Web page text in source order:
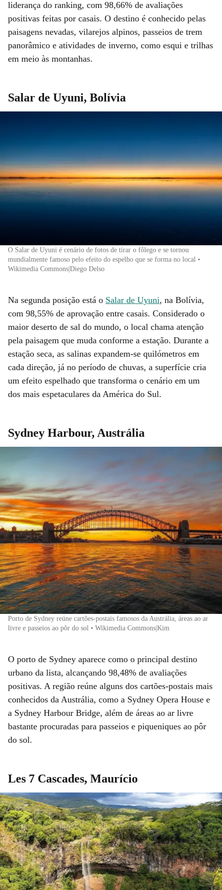
liderança do ranking, com 98,66% de avaliações
positivas feitas por casais. O destino é conhecido pelas
paisagens nevadas, vilarejos alpinos, passeios de trem
panorâmico e atividades de inverno, como esqui e trilhas
em meio às montanhas.
Salar de Uyuni, Bolívia
O Salar de Uyuni é cenário de fotos de tirar o fôlego e se tornou
mundialmente famoso pelo efeito do espelho que se forma no local •
Wikimedia Commons|Diego Delso
Na segunda posição está o Salar de Uyuni, na Bolívia,
com 98,55% de aprovação entre casais. Considerado o
maior deserto de sal do mundo, o local chama atenção
pela paisagem que muda conforme a estação. Durante a
estação seca, as salinas expandem-se quilómetros em
cada direção, já no período de chuvas, a superfície cria
um efeito espelhado que transforma o cenário em um
dos mais espetaculares da América do Sul.
Sydney Harbour, Austrália
Porto de Sydney reúne cartões-postais famosos da Austrália, áreas ao ar
livre e passeios ao pôr do sol • Wikimedia Commons|Kim
O porto de Sydney aparece como o principal destino
urbano da lista, alcançando 98,48% de avaliações
positivas. A região reúne alguns dos cartões-postais mais
conhecidos da Austrália, como a Sydney Opera House e
a Sydney Harbour Bridge, além de áreas ao ar livre
bastante procuradas para passeios e piqueniques ao pôr
do sol.
Les 7 Cascades, Maurício